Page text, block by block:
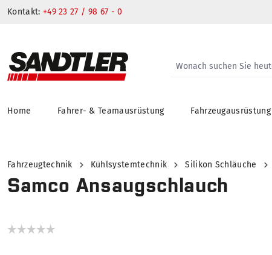
Kontakt: +49 23 27 / 98 67 - 0
Home Fahrer- & Teamausrüstung Fahrzeugausrüstung
Fahrzeugtechnik Kühlsystemtechnik Silikon Schläuche
Samco Ansaugschlauch